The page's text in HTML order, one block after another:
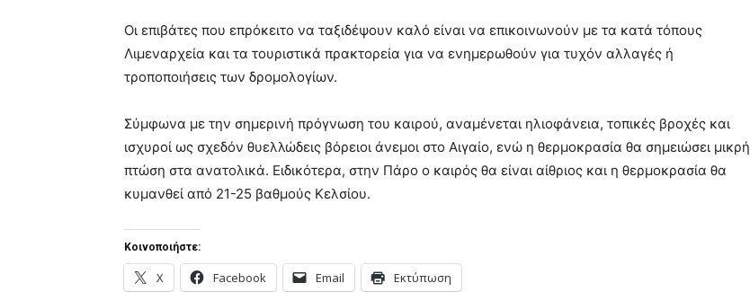
Οι επιβάτες που επρόκειτο να ταξιδέψουν καλό είναι να επικοινωνούν με τα κατά τόπους
Λιμεναρχεία και τα τουριστικά πρακτορεία για να ενημερωθούν για τυχόν αλλαγές ή
τροποποιήσεις των δρομολογίων.
Σύμφωνα με την σημερινή πρόγνωση του καιρού, αναμένεται ηλιοφάνεια, τοπικές βροχές και
ισχυροί ως σχεδόν θυελλώδεις βόρειοι άνεμοι στο Αιγαίο, ενώ η θερμοκρασία θα σημειώσει μικρή
πτώση στα ανατολικά. Ειδικότερα, στην Πάρο ο καιρός θα είναι αίθριος και η θερμοκρασία θα
κυμανθεί από 21-25 βαθμούς Κελσίου.
Κοινοποιήστε:
X Facebook Email Εκτύπωση